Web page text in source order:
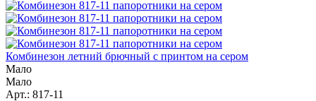
Комбинезон летний брючный с принтом на сером
Мало
Мало
Арт.: 817-11